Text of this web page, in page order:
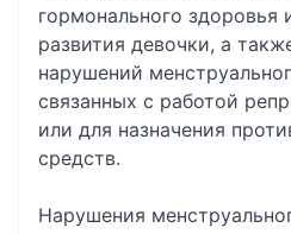
гормонального здоровья
развития девочки, а
нарушений
связанных с работой
или для назначения
средств.
Нарушения